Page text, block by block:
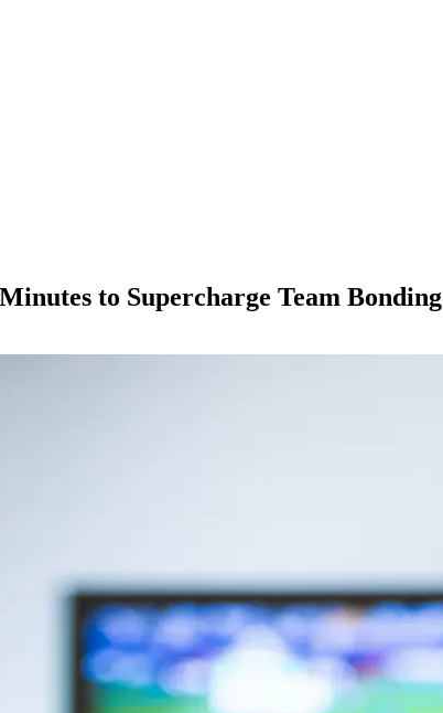
to Supercharge Team Bonding